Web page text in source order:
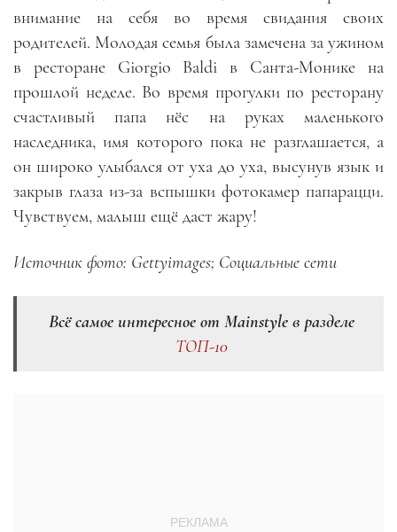
внимание на себя во время свидания своих
родителей. Молодая семья была замечена за ужином
в ресторане Giorgio Baldi в Санта-Монике на
прошлой неделе. Во время прогулки по ресторану
счастливый папа нёс на руках маленького
наследника, имя которого пока не разглашается, а
он широко улыбался от уха до уха, высунув язык и
закрыв глаза из-за вспышки фотокамер папарацци.
Чувствуем, малыш ещё даст жару!
Источник фото: Gettyimages; Социальные сети
Всё самое интересное от Mainstyle в разделе
ТОП-10